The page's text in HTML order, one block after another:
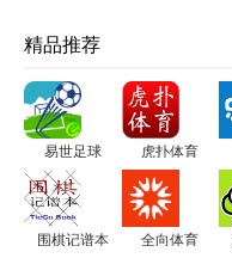
精品推荐
易世足球 虎扑体育
围棋记谱本 全向体育